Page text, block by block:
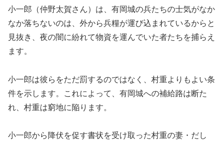
小一郎（仲野太賀さん）は、有岡城の兵たちの士気がなか
なか落ちないのは、外から兵糧が運び込まれているからと
見抜き、夜の闇に紛れて物資を運んでいた者たちを捕らえ
ます。
小一郎は彼らをただ罰するのではなく、村重よりもよい条
件を示します。これによって、有岡城への補給路は断た
れ、村重は窮地に陥ります。
小一郎から降伏を促す書状を受け取った村重の妻・だし